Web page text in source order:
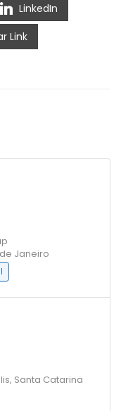
LinkedIn
Link
Janeiro
Santa Catarina